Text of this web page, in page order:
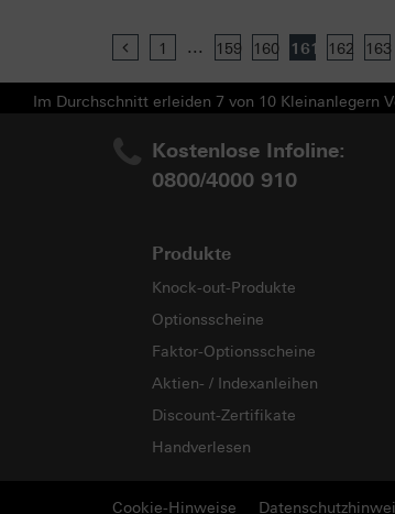
Previous
1 ... 159 160 161 162 163
Im Durchschnitt erleiden 7 von 10 Kleinanlegern
Kostenlose Infoline:
0800/4000 910
Produkte
Knock-out-Produkte
Optionsscheine
Faktor-Optionsscheine
Aktien- / Indexanleihen
Discount-Zertifikate
Handverlesen
Cookie-Hinweise